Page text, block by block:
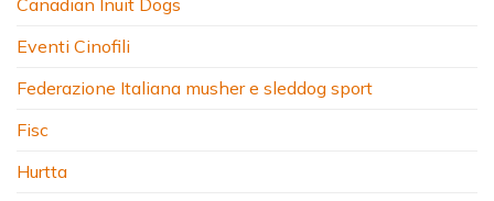
Canadian Inuit Dogs
Eventi Cinofili
Federazione Italiana musher e sleddog sport
Fisc
Hurtta